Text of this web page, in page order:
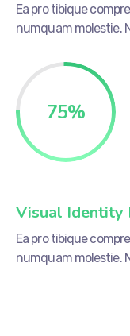
Ea pro tibique
numquam molestie.
75%
Visual Identity
Ea pro tibique
numquam molestie.